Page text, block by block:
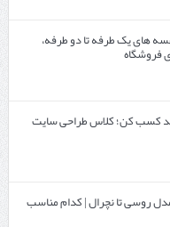
‌های یک‌ طرفه تا دو طرفه،
فروشگاه
کسب کن؛ کلاس طراحی سایت
روسی تا نچرال | کدام مناسب